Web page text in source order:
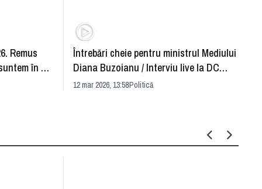
Remus
în an
Întrebări cheie pentru ministrul Mediului
Diana Buzoianu / Interviu live la DC
News
12 mar 2026, 13:58Politică